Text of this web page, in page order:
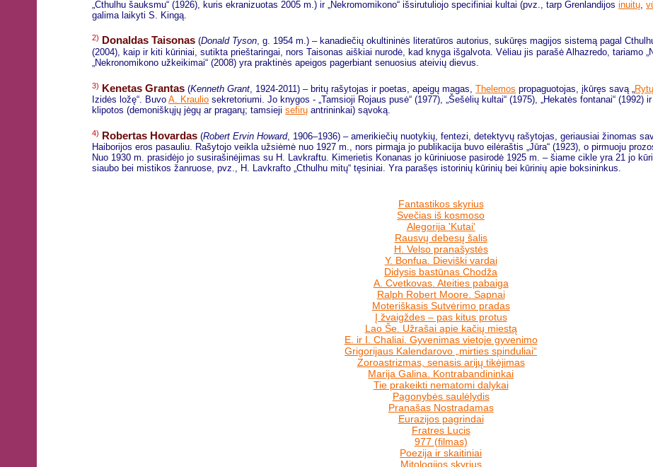
„Cthulhu šauksmu“ (1926), kuris ekranizuotas 2005 m.) ir „Nekromomikono“ išsirutuliojo specifiniai kultai (pvz., tarp Grenlandijosinuitų ,
galima laikyti S. Kingą.
2) Donaldas Taisonas (Donald Tyson, g. 1954 m.) – kanadiečių okultininės literatūros autorius, sukūręs magijos sistemą pagal
(2004), kaip ir kiti kūriniai, sutikta prieštaringai, nors Taisonas aiškiai nurodė, kad knyga išgalvota. Vėliau jis parašė Alhazredo, tariamo
„Nekronomikono užkeikimai“ (2008) yra praktinės apeigos pagerbiant senuosius ateivių dievus.
3) Kenetas Grantas (Kenneth Grant, 1924-2011) – britų rašytojas ir poetas, apeigų magas,Thelemos propaguotojas, įkūręs savą „
Izidės ložę“. BuvoA. Kraulio sekretoriumi. Jo knygos - „Tamsioji Rojaus pusė“ (1977), „Šešėlių kultai“ (1975), „Hekatės fontanai“
klipotos (demoniškųjų jėgų ar pragarų; tamsiejisefirų antrininkai) sąvoką.
4) Robertas Hovardas (Robert Ervin Howard, 1906–1936) – amerikiečių nuotykių, fentezi, detektyvų rašytojas, geriausiai žinomas
Haiborijos eros pasauliu. Rašytojo veikla užsiėmė nuo 1927 m., nors pirmąja jo publikacija buvo eilėraštis „Jūra“ (1923), o pirmuoju
Nuo 1930 m. prasidėjo jo susirašinėjimas su H. Lavkraftu. Kimerietis Konanas jo kūriniuose pasirodė 1925 m. – šiame cikle yra 21 jo
siaubo bei mistikos žanruose, pvz., H. Lavkrafto „Cthulhu mitų“ tęsiniai. Yra parašęs istorinių kūrinių bei kūrinių apie boksininkus.
Fantastikos skyrius
Svečias iš kosmoso
Alegorija 'Kutai'
Rausvų debesų šalis
H. Velso pranašystės
Y. Bonfua. Dieviški vardai
Didysis bastūnas Chodža
A. Cvetkovas. Ateities pabaiga
Ralph Robert Moore. Sapnai
Moteriškasis Sutvėrimo pradas
Į žvaigždes – pas kitus protus
Lao Še. Užrašai apie kačių miestą
E. ir I. Chaliai. Gyvenimas vietoje gyvenimo
Grigorijaus Kalendarovo „mirties spinduliai“
Zoroastrizmas, senasis arijų tikėjimas
Marija Galina. Kontrabandininkai
Tie prakeikti nematomi dalykai
Pagonybės saulėlydis
Pranašas Nostradamas
Eurazijos pagrindai
Fratres Lucis
977 (filmas)
Poezija ir skaitiniai
Mitologijos skyrius